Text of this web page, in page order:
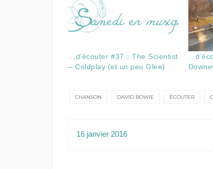
…d’écouter #37 : The Scientist
– Coldplay (et un peu Glee)
CHANSON DAVID BOWIE ÉCOUTER
16 janvier 2016